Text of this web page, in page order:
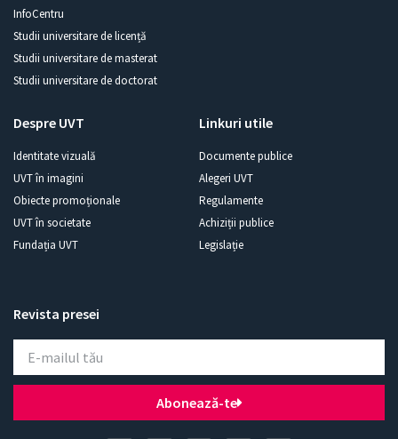
InfoCentru
Studii universitare de licență
Studii universitare de masterat
Studii universitare de doctorat
Despre UVT
Identitate vizuală
UVT în imagini
Obiecte promoționale
UVT în societate
Fundația UVT
Linkuri utile
Documente publice
Alegeri UVT
Regulamente
Achiziții publice
Legislație
Revista presei
Abonează-te